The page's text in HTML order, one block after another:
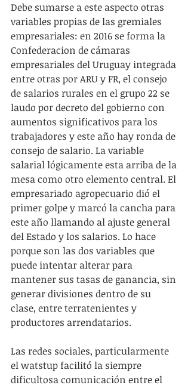
Debe sumarse a este aspecto otras
variables propias de las gremiales
empresariales: en 2016 se forma la
Confederacion de cámaras
empresariales del Uruguay integrada
entre otras por ARU y FR, el consejo
de salarios rurales en el grupo 22 se
laudo por decreto del gobierno con
aumentos significativos para los
trabajadores y este año hay ronda de
consejo de salario. La variable
salarial lógicamente esta arriba de la
mesa como otro elemento central. El
empresariado agropecuario dió el
primer golpe y marcó la cancha para
este año llamando al ajuste general
del Estado y los salarios. Lo hace
porque son las dos variables que
puede intentar alterar para
mantener sus tasas de ganancia, sin
generar divisiones dentro de su
clase, entre terratenientes y
productores arrendatarios.
Las redes sociales, particularmente
el watstup facilitó la siempre
dificultosa comunicación entre el